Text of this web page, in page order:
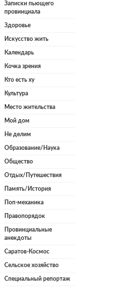
Записки пьющего
провинциала
Здоровье
Искусство жить
Календарь
Кочка зрения
Кто есть ху
Культура
Место жительства
Мой дом
Не делим
Образование/Наука
Общество
Отдых/Путешествия
Память/История
Поп-механика
Правопорядок
Провинциальные
анекдоты
Саратов-Космос
Сельское хозяйство
Специальный репортаж